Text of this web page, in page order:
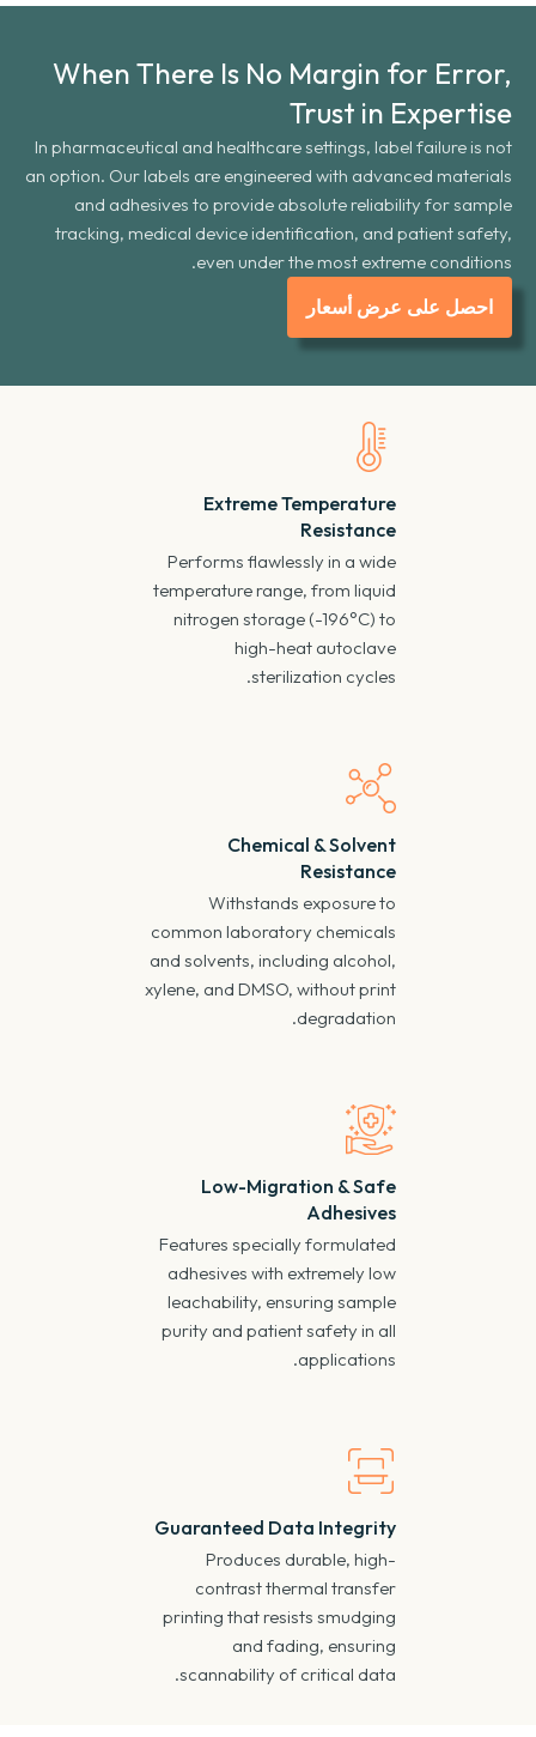
When There Is No Margin for Error,
Trust in Expertise
In pharmaceutical and healthcare settings, label failure is not
an option. Our labels are engineered with advanced materials
and adhesives to provide absolute reliability for sample
tracking, medical device identification, and patient safety,
even under the most extreme conditions
.
احصل على عرض أسعار
Extreme Temperature
Resistance
Performs flawlessly in a wide
temperature range, from liquid
nitrogen storage(-196°C) to
high-heat autoclave
sterilization cycles
.
Chemical & Solvent
Resistance
Withstands exposure to
common laboratory chemicals
and solvents, including alcohol,
xylene, and DMSO, without print
degradation
.
Low-Migration & Safe
Adhesives
Features specially formulated
adhesives with extremely low
leachability, ensuring sample
purity and patient safety in all
applications
.
Guaranteed Data Integrity
Produces durable, high-
contrast thermal transfer
printing that resists smudging
and fading, ensuring
scannability of critical data
.